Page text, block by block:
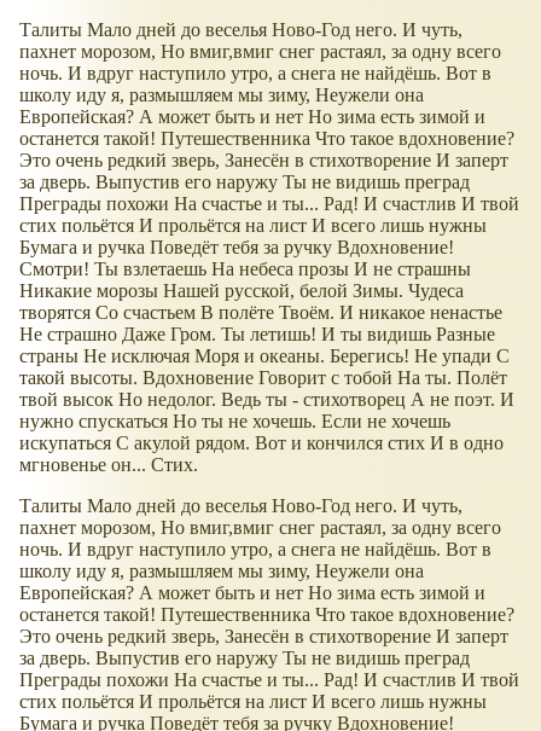
Талиты Мало дней до веселья Ново-Год него. И чуть,
пахнет морозом, Но вмиг,вмиг снег растаял, за одну всего
ночь. И вдруг наступило утро, а снега не найдёшь. Вот в
школу иду я, размышляем мы зиму, Неужели она
Европейская? А может быть и нет Но зима есть зимой и
останется такой! Путешественника Что такое вдохновение?
Это очень редкий зверь, Занесён в стихотворение И заперт
за дверь. Выпустив его наружу Ты не видишь преград
Преграды похожи На счастье и ты... Рад! И счастлив И твой
стих польётся И прольётся на лист И всего лишь нужны
Бумага и ручка Поведёт тебя за ручку Вдохновение!
Смотри! Ты взлетаешь На небеса прозы И не страшны
Никакие морозы Нашей русской, белой Зимы. Чудеса
творятся Со счастьем В полёте Твоём. И никакое ненастье
Не страшно Даже Гром. Ты летишь! И ты видишь Разные
страны Не исключая Моря и океаны. Берегись! Не упади С
такой высоты. Вдохновение Говорит с тобой На ты. Полёт
твой высок Но недолог. Ведь ты - стихотворец А не поэт. И
нужно спускаться Но ты не хочешь. Если не хочешь
искупаться С акулой рядом. Вот и кончился стих И в одно
мгновенье он... Стих.
Талиты Мало дней до веселья Ново-Год него. И чуть,
пахнет морозом, Но вмиг,вмиг снег растаял, за одну всего
ночь. И вдруг наступило утро, а снега не найдёшь. Вот в
школу иду я, размышляем мы зиму, Неужели она
Европейская? А может быть и нет Но зима есть зимой и
останется такой! Путешественника Что такое вдохновение?
Это очень редкий зверь, Занесён в стихотворение И заперт
за дверь. Выпустив его наружу Ты не видишь преград
Преграды похожи На счастье и ты... Рад! И счастлив И твой
стих польётся И прольётся на лист И всего лишь нужны
Бумага и ручка Поведёт тебя за ручку Вдохновение!